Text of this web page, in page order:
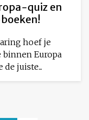
quiz en
hoef je
binnen Europa
juiste...